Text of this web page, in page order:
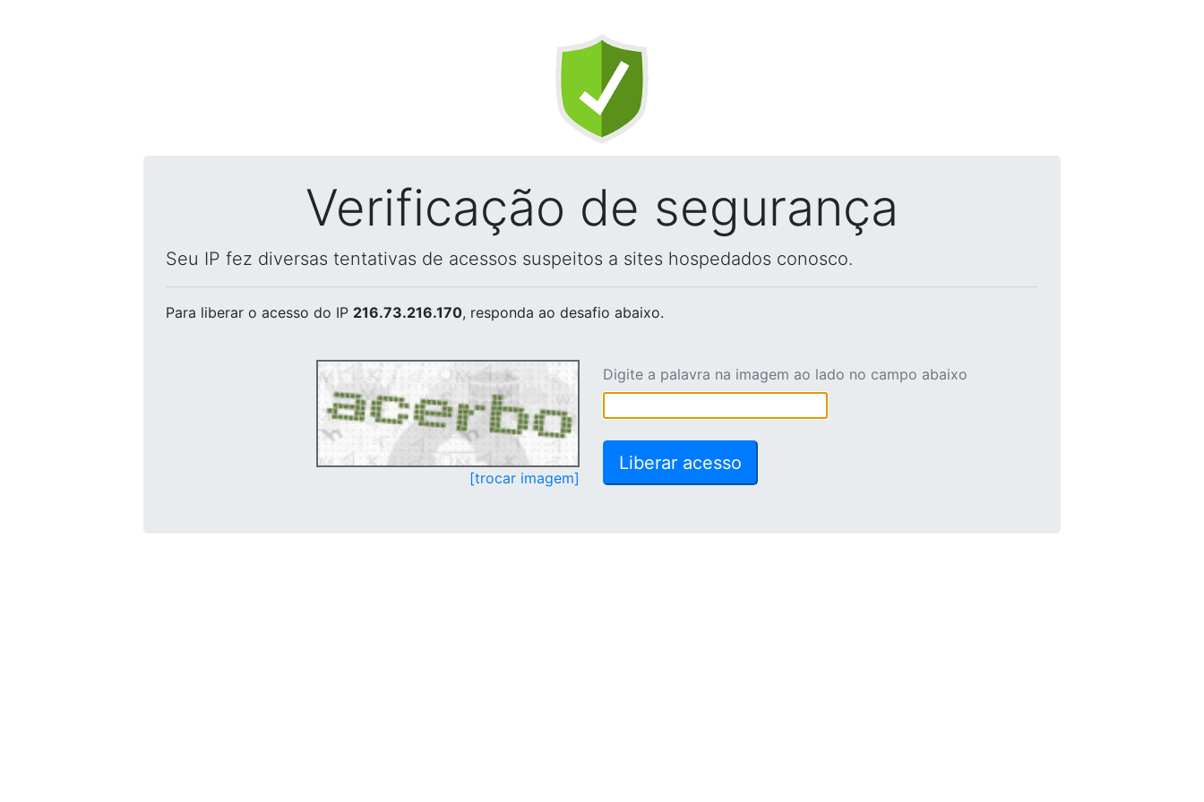
Verificação de segurança
Seu IP fez diversas tentativas de acessos suspeitos a sites hospedados conosco.
Para liberar o acesso do IP 216.73.216.170, responda ao desafio abaixo.
[trocar imagem]
Digite a palavra na imagem ao lado no campo abaixo